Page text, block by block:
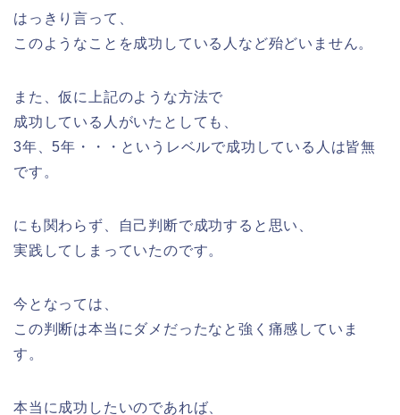
はっきり言って、
このようなことを成功している人など殆どいません。
また、仮に上記のような方法で
成功している人がいたとしても、
3年、5年・・・というレベルで成功している人は皆無
です。
にも関わらず、自己判断で成功すると思い、
実践してしまっていたのです。
今となっては、
この判断は本当にダメだったなと強く痛感していま
す。
本当に成功したいのであれば、